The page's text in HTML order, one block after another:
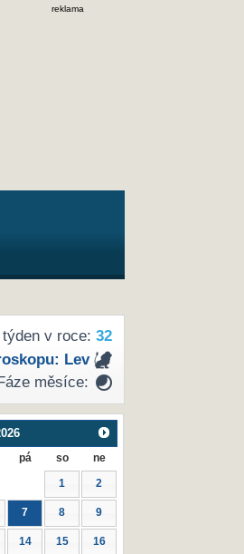
reklama
v roce: 32
Lev
Fáze měsíce:
pá so ne
1 2
7 8 9
14 15 16